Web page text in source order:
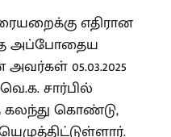
எதிரான
அப்போதைய
05.03.2025
சார்பில்
கொண்டு,